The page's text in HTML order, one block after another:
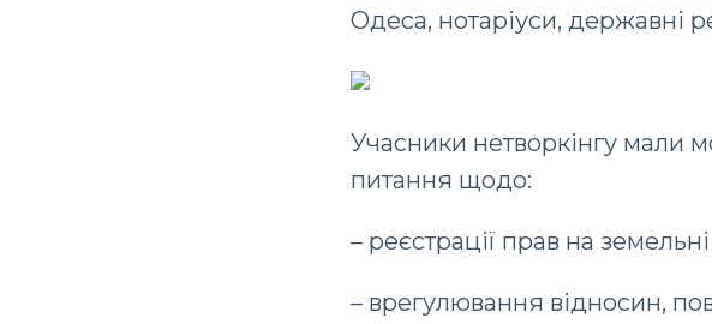
Одеса, нотаріуси, державні
Учасники нетворкінгу мали
питання щодо:
– реєстрації прав на
– врегулювання відносин,